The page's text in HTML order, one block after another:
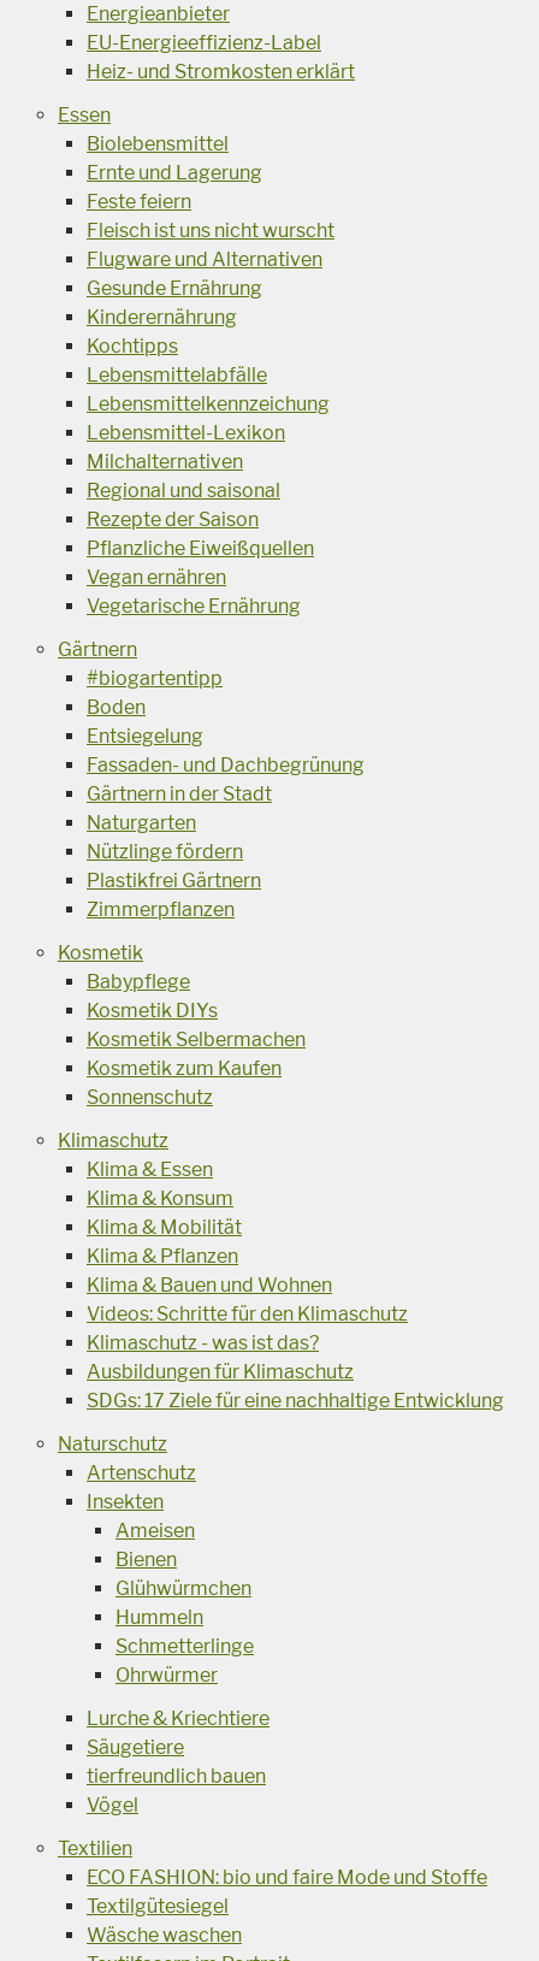
Energieanbieter
EU-Energieeffizienz-Label
Heiz- und Stromkosten erklärt
Essen
Biolebensmittel
Ernte und Lagerung
Feste feiern
Fleisch ist uns nicht wurscht
Flugware und Alternativen
Gesunde Ernährung
Kinderernährung
Kochtipps
Lebensmittelabfälle
Lebensmittelkennzeichung
Lebensmittel-Lexikon
Milchalternativen
Regional und saisonal
Rezepte der Saison
Pflanzliche Eiweißquellen
Vegan ernähren
Vegetarische Ernährung
Gärtnern
#biogartentipp
Boden
Entsiegelung
Fassaden- und Dachbegrünung
Gärtnern in der Stadt
Naturgarten
Nützlinge fördern
Plastikfrei Gärtnern
Zimmerpflanzen
Kosmetik
Babypflege
Kosmetik DIYs
Kosmetik Selbermachen
Kosmetik zum Kaufen
Sonnenschutz
Klimaschutz
Klima & Essen
Klima & Konsum
Klima & Mobilität
Klima & Pflanzen
Klima & Bauen und Wohnen
Videos: Schritte für den Klimaschutz
Klimaschutz - was ist das?
Ausbildungen für Klimaschutz
SDGs: 17 Ziele für eine nachhaltige Entwicklung
Naturschutz
Artenschutz
Insekten
Ameisen
Bienen
Glühwürmchen
Hummeln
Schmetterlinge
Ohrwürmer
Lurche & Kriechtiere
Säugetiere
tierfreundlich bauen
Vögel
Textilien
ECO FASHION: bio und faire Mode und Stoffe
Textilgütesiegel
Wäsche waschen